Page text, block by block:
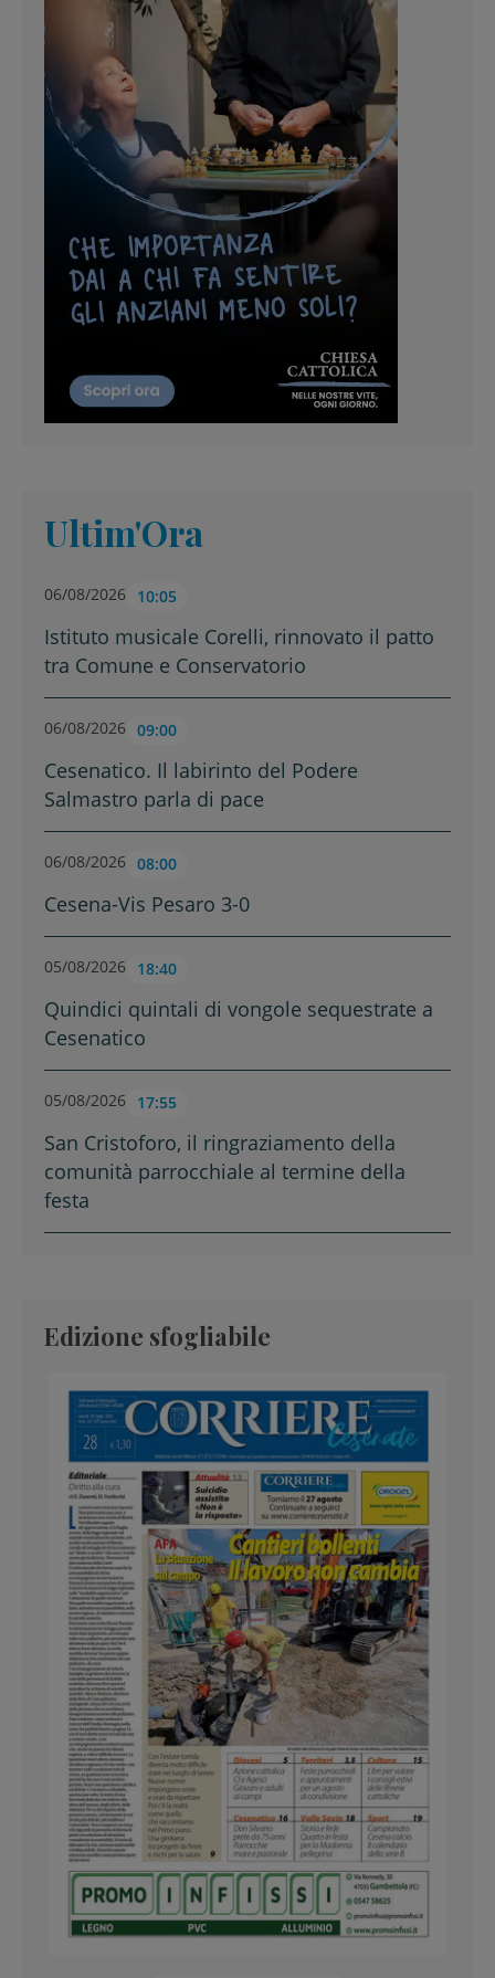
Ultim'Ora
06/08/2026 10:05
Istituto musicale Corelli, rinnovato il patto
tra Comune e Conservatorio
06/08/2026 09:00
Cesenatico. Il labirinto del Podere
Salmastro parla di pace
06/08/2026 08:00
Cesena-Vis Pesaro 3-0
05/08/2026 18:40
Quindici quintali di vongole sequestrate a
Cesenatico
05/08/2026 17:55
San Cristoforo, il ringraziamento della
comunità parrocchiale al termine della
festa
Edizione sfogliabile